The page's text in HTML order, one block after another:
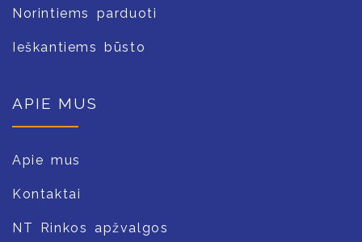
Norintiems parduoti
Ieškantiems būsto
APIE MUS
Apie mus
Kontaktai
NT Rinkos apžvalgos